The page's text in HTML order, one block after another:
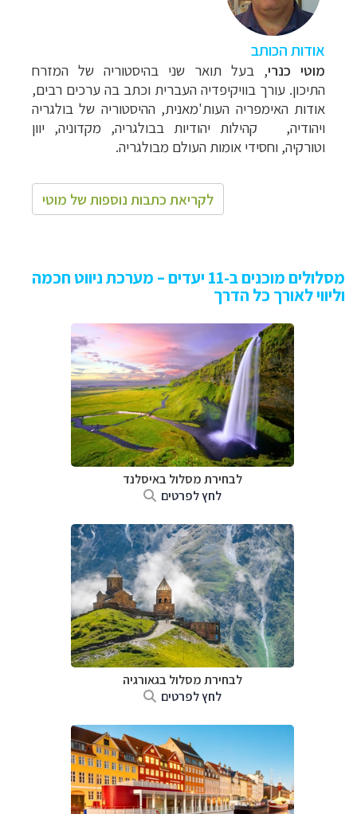
אודות הכותב
מוטי כנרי, בעל תואר שני בהיסטוריה של המזרח
התיכון. עורך בוויקיפדיה העברית וכתב בה ערכים רבים,
אודות האימפריה העות'מאנית, ההיסטוריה של בולגריה
ויהודיה,
קהילות יהודיות בבולגריה, מקדוניה, יוון
וטורקיה, וחסידי אומות העולם מבולגריה.
לקריאת כתבות נוספות של מוטי
מסלולים מוכנים ב-11 יעדים – מערכת ניווט חכמה
וליווי לאורך כל הדרך
לבחירת מסלול באיסלנד
לחץ לפרטים
לבחירת מסלול בגאורגיה
לחץ לפרטים